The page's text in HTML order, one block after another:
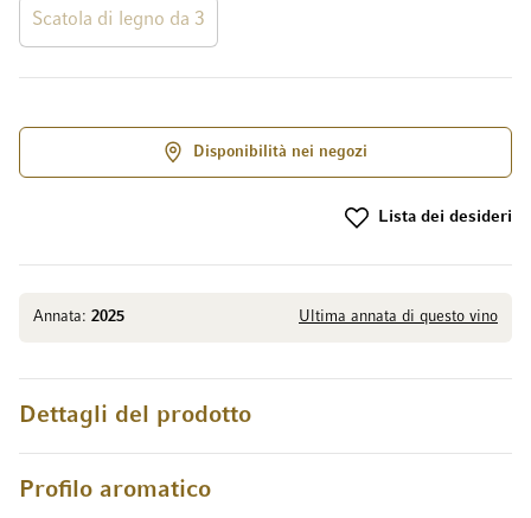
Annata: 2025 Ultima annata di questo vino
Scatola di legno da 3
Disponibilità nei negozi
Lista dei desideri
Dettagli del prodotto
Profilo aromatico